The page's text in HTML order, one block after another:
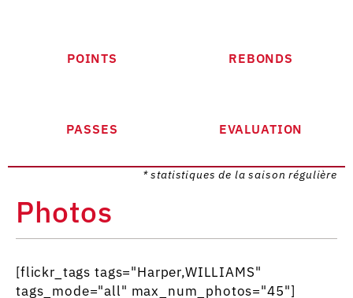
POINTS REBONDS
PASSES EVALUATION
* statistiques de la saison régulière
Photos
[flickr_tags tags="Harper,WILLIAMS"
tags_mode="all" max_num_photos="45"]